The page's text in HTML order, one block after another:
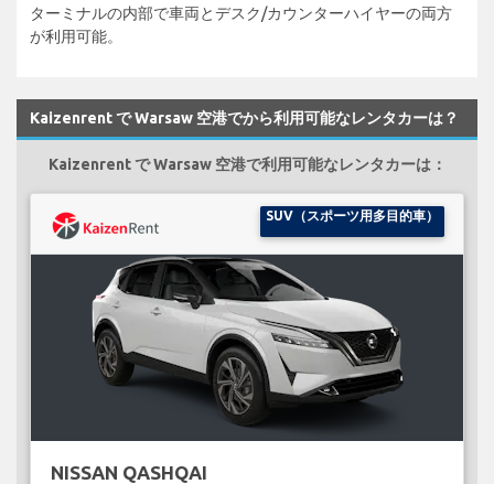
ターミナルの内部で車両とデスク/カウンターハイヤーの両方
が利用可能。
Kaizenrent で Warsaw 空港でから利用可能なレンタカーは？
Kaizenrent で Warsaw 空港で利用可能なレンタカーは：
SUV（スポーツ用多目的車）
NISSAN QASHQAI